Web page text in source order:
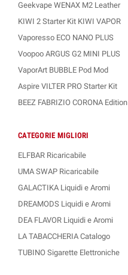
Geekvape WENAX M2 Leather
KIWI 2 Starter Kit KIWI VAPOR
Vaporesso ECO NANO PLUS
Voopoo ARGUS G2 MINI PLUS
VaporArt BUBBLE Pod Mod
Aspire VILTER PRO Starter Kit
BEEZ FABRIZIO CORONA Edition
CATEGORIE MIGLIORI
ELFBAR Ricaricabile
UMA SWAP Ricaricabile
GALACTIKA Liquidi e Aromi
DREAMODS Liquidi e Aromi
DEA FLAVOR Liquidi e Aromi
LA TABACCHERIA Catalogo
TUBINO Sigarette Elettroniche